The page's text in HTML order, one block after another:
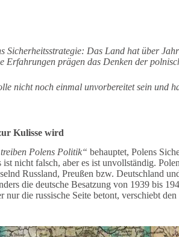
Sicherheitsstrategie: Das Land hat über
Erfahrungen prägen das Denken der
nicht noch einmal unvorbereitet sein und
Kulisse wird
treiben Polens Politik“ behauptet, Polens
ist nicht falsch, aber es ist unvollständig.
Russland, Preußen bzw. Deutschland
die deutsche Besatzung von 1939 bis
die russische Seite betont, verschiebt